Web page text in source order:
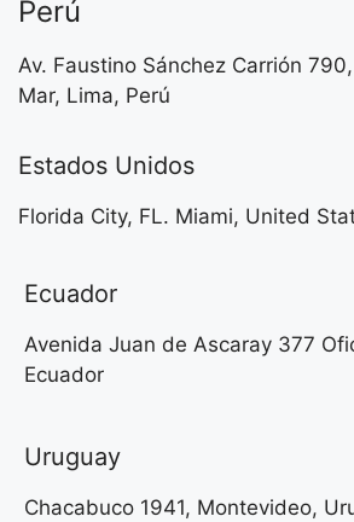
Perú
Av. Faustino Sánchez Carrión
Mar, Lima, Perú
Estados Unidos
Florida City, FL. Miami, United
Ecuador
Avenida Juan de Ascaray 377
Ecuador
Uruguay
Chacabuco 1941, Montevideo,